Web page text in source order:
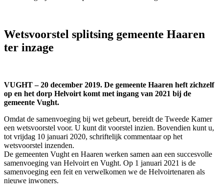
Wetsvoorstel splitsing gemeente Haaren
ter inzage
VUGHT – 20 december 2019. De gemeente Haaren heft zichzelf
op en het dorp Helvoirt komt met ingang van 2021 bij de
gemeente Vught.
Omdat de samenvoeging bij wet gebeurt, bereidt de Tweede Kamer
een wetsvoorstel voor. U kunt dit voorstel inzien. Bovendien kunt u,
tot vrijdag 10 januari 2020, schriftelijk commentaar op het
wetsvoorstel inzenden.
De gemeenten Vught en Haaren werken samen aan een succesvolle
samenvoeging van Helvoirt en Vught. Op 1 januari 2021 is de
samenvoeging een feit en verwelkomen we de Helvoirtenaren als
nieuwe inwoners.